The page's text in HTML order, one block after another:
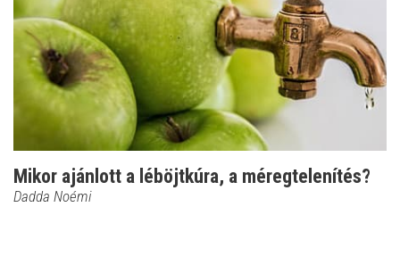
Mikor ajánlott a léböjtkúra, a méregtelenítés?
Dadda Noémi